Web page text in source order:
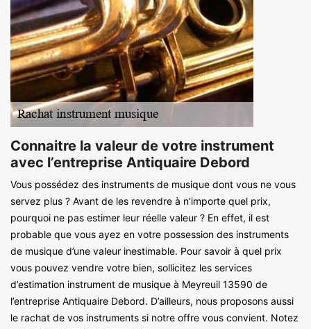
Connaitre la valeur de votre instrument
avec l’entreprise Antiquaire Debord
Vous possédez des instruments de musique dont vous ne vous
servez plus ? Avant de les revendre à n’importe quel prix,
pourquoi ne pas estimer leur réelle valeur ? En effet, il est
probable que vous ayez en votre possession des instruments
de musique d’une valeur inestimable. Pour savoir à quel prix
vous pouvez vendre votre bien, sollicitez les services
d’estimation instrument de musique à Meyreuil 13590 de
l’entreprise Antiquaire Debord. D’ailleurs, nous proposons aussi
le rachat de vos instruments si notre offre vous convient. Notez